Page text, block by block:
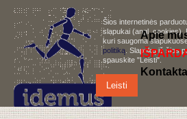
Šios internetinės
slapukai (angl. cookies).
kuri saugoma
politiką . Slapukų iš šios
spauskite "Leisti".
Leisti
Apie